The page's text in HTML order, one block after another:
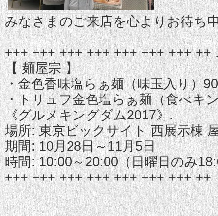
みなさまのご来店を心よりお待ち
+++ +++ +++ +++ +++ +++ +++ ++
【 麺屋宗 】
・金色香味塩らぁ麺（味玉入り）
・トリュフ金色塩らぁ麺（食べキ
《グルメキングダム2017》.
場所: 東京ビックサイト 西展示棟
期間: 10月28日～11月5日
時間: 10:00～20:00（日曜日のみ
+++ +++ +++ +++ +++ +++ +++ ++